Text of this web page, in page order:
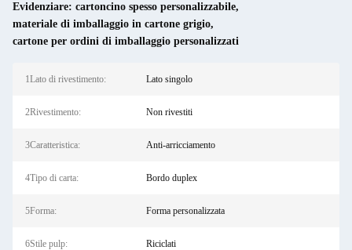
Evidenziare: cartoncino spesso personalizzabile,
materiale di imballaggio in cartone grigio,
cartone per ordini di imballaggio personalizzati
1Lato di rivestimento: Lato singolo
2Rivestimento: Non rivestiti
3Caratteristica: Anti-arricciamento
4Tipo di carta: Bordo duplex
5Forma: Forma personalizzata
6Stile pulp: Riciclati